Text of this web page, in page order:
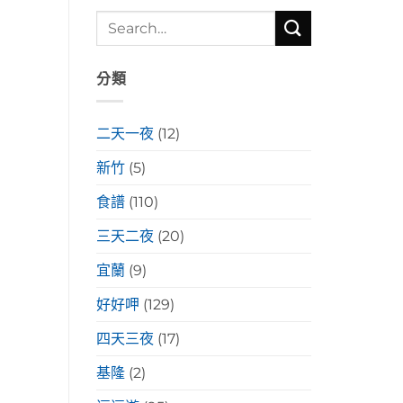
分類
二天一夜 (12)
新竹 (5)
食譜 (110)
三天二夜 (20)
宜蘭 (9)
好好呷 (129)
四天三夜 (17)
基隆 (2)